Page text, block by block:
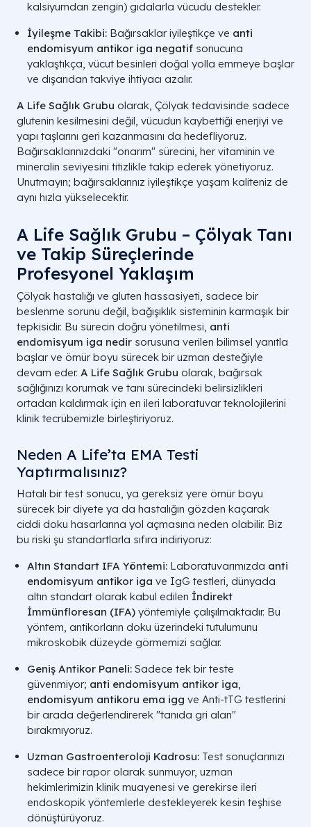
kalsiyumdan zengin) gıdalarla vücudu destekler.
İyileşme Takibi: Bağırsaklar iyileştikçe ve anti
endomisyum antikor iga negatif sonucuna
yaklaştıkça, vücut besinleri doğal yolla emmeye başlar
ve dışarıdan takviye ihtiyacı azalır.
A Life Sağlık Grubu olarak, Çölyak tedavisinde sadece
glutenin kesilmesini değil, vücudun kaybettiği enerjiyi ve
yapı taşlarını geri kazanmasını da hedefliyoruz.
Bağırsaklarınızdaki "onarım" sürecini, her vitaminin ve
mineralin seviyesini titizlikle takip ederek yönetiyoruz.
Unutmayın; bağırsaklarınız iyileştikçe yaşam kaliteniz de
aynı hızla yükselecektir.
A Life Sağlık Grubu – Çölyak Tanı
ve Takip Süreçlerinde
Profesyonel Yaklaşım
Çölyak hastalığı ve gluten hassasiyeti, sadece bir
beslenme sorunu değil, bağışıklık sisteminin karmaşık bir
tepkisidir. Bu sürecin doğru yönetilmesi, anti
endomisyum iga nedir sorusuna verilen bilimsel yanıtla
başlar ve ömür boyu sürecek bir uzman desteğiyle
devam eder. A Life Sağlık Grubu olarak, bağırsak
sağlığınızı korumak ve tanı sürecindeki belirsizlikleri
ortadan kaldırmak için en ileri laboratuvar teknolojilerini
klinik tecrübemizle birleştiriyoruz.
Neden A Life’ta EMA Testi
Yaptırmalısınız?
Hatalı bir test sonucu, ya gereksiz yere ömür boyu
sürecek bir diyete ya da hastalığın gözden kaçarak
ciddi doku hasarlarına yol açmasına neden olabilir. Biz
bu riski şu standartlarla sıfıra indiriyoruz:
Altın Standart IFA Yöntemi: Laboratuvarımızda anti
endomisyum antikor iga ve IgG testleri, dünyada
altın standart olarak kabul edilen İndirekt
İmmünfloresan (IFA) yöntemiyle çalışılmaktadır. Bu
yöntem, antikorların doku üzerindeki tutulumunu
mikroskobik düzeyde görmemizi sağlar.
Geniş Antikor Paneli: Sadece tek bir teste
güvenmiyor; anti endomisyum antikor iga
endomisyum antikoru ema igg ve Anti-tTG testlerini
bir arada değerlendirerek "tanıda gri alan"
bırakmıyoruz.
Uzman Gastroenteroloji Kadrosu: Test sonuçlarınızı
sadece bir rapor olarak sunmuyor, uzman
hekimlerimizin klinik muayenesi ve gerekirse ileri
endoskopik yöntemlerle destekleyerek kesin teşhise
dönüştürüyoruz.